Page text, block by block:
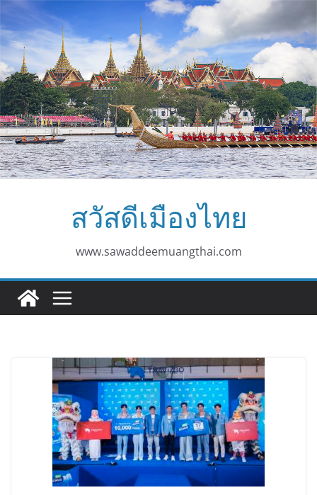
Skip
to
content
สวัสดีเมืองไทย
www.sawaddeemuangthai.com